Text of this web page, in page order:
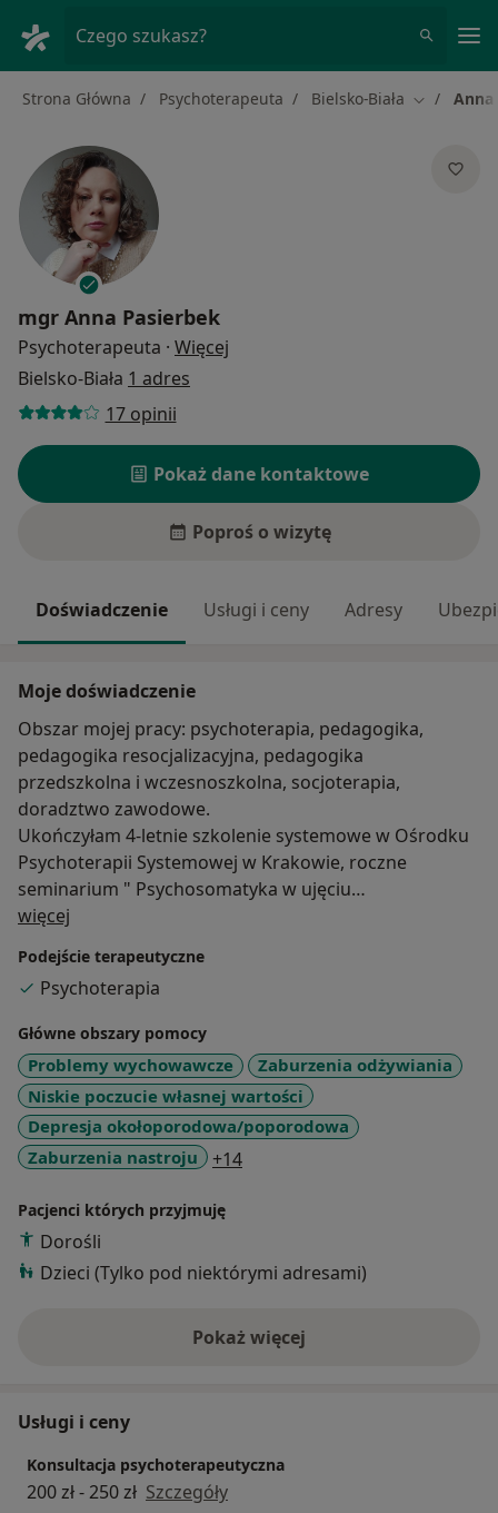
Czego szukasz?
Strona Główna Psychoterapeuta Bielsko-Biała ZmieńAnna
mgr Anna Pasierbek
Psychoterapeuta · Więcej
Bielsko-Biała 1 adres
17 opinii
Pokaż dane kontaktowe
Poproś o wizytę
Doświadczenie Usługi i ceny Adresy
Moje doświadczenie
Obszar mojej pracy: psychoterapia, pedagogika,
pedagogika resocjalizacyjna, pedagogika
przedszkolna i wczesnoszkolna, socjoterapia,
doradztwo zawodowe.
Ukończyłam 4-letnie szkolenie systemowe w Ośrodku
Psychoterapii Systemowej w Krakowie, roczne
seminarium " Psychosomatyka w ujęciu
psychoanalitycznym". Obecnie jestem w trakcie
rocznego seminarium psychoanalitycznego
"Psychoterapia dzieci i młodzieży".
Jestem w stałej superwizji indywidualnej oraz
grupowej. Jestem zrzeszona w Polskim Towarzystwie
Psychiatrycznym.
Pracuję w zespole Dziennego Oddziału
Psychiatrycznego dla Dzieci i Młodzieży oraz w Poradni
Zdrowia Psychicznego dla Dzieci i Młodzieży.
Prowadzę własną praktykę psychoterapeutyczną:
Realizuję zajęcia grupowe, zajmuję się problemami
wykluczenia społecznego i rówieśniczego,
trudnościami wychowawczymi oraz kryzysami
związanymi z adolescencją oraz relacjami rodzinnymi.
więcej
Podejście terapeutyczne
Psychoterapia
Główne obszary pomocy
Problemy wychowawcze
Zaburzenia odżywiania
Niskie poczucie własnej wartości
Depresja okołoporodowa/poporodowa
Zaburzenia nastroju
+14a11y_sr_more_diseases
Pacjenci których przyjmuję
Dorośli
Dzieci (Tylko pod niektórymi adresami)
Pokaż więcejo doświadczeniu
Usługi i ceny
Konsultacja psychoterapeutyczna
200 zł - 250 zł Szczegóły